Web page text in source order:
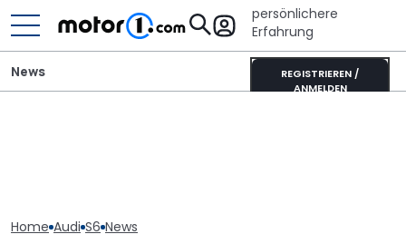
persönlichere
Erfahrung
REGISTRIEREN /
ANMELDEN
News
Home Audi S6 News